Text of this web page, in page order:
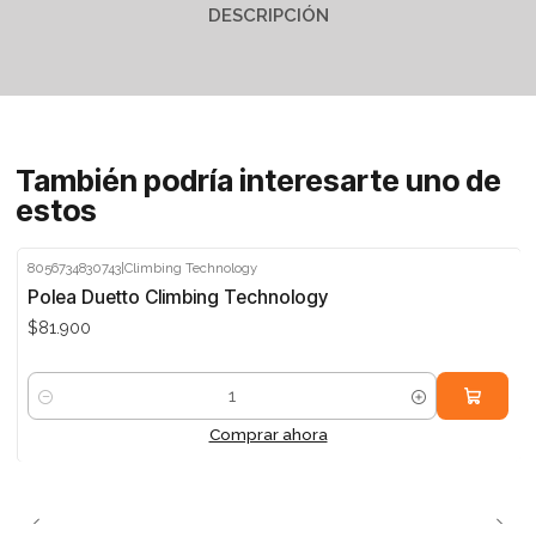
DESCRIPCIÓN
También podría interesarte uno de
estos
8056734830743|Climbing Technology
Polea Duetto Climbing Technology
$81.900
Cantidad
Comprar ahora